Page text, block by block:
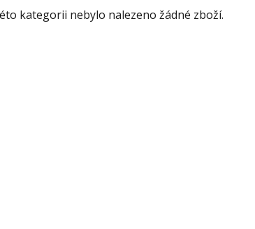
kategorii nebylo nalezeno žádné zboží.